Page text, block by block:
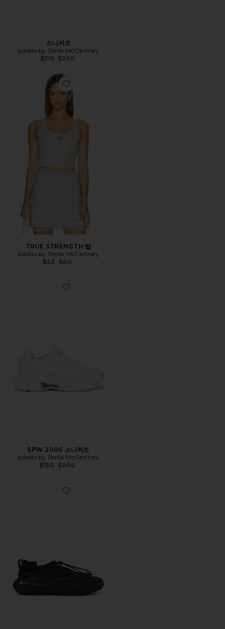
스니커즈
adidas by Stella McCartney
$110 Previous price:
$250
Favorite TRUE STRENGTH 탑
TRUE STRENGTH 탑
adidas by Stella McCartney
$43 Previous price:
$80
Favorite SPW 2000 스니커즈
SPW 2000 스니커즈
adidas by Stella McCartney
$150 Previous price:
$200
Favorite SPORTSWEAR LOW GROUND 스니커즈